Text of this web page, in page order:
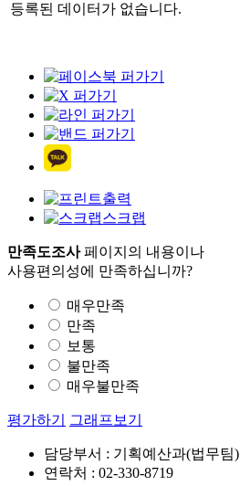
등록된 데이터가 없습니다.
출력
스크랩
만족도조사페이지의 내용이나
사용편의성에 만족하십니까?
매우만족
만족
보통
불만족
매우불만족
평가하기 그래프보기
담당부서 : 기획예산과(법무팀)
연락처 : 02-330-8719